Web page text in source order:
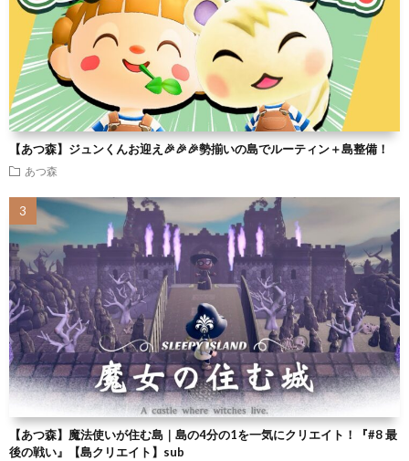
【あつ森】ジュンくんお迎え🎉🎉🎉勢揃いの島でルーティン＋島整備！
あつ森
【あつ森】魔法使いが住む島｜島の4分の1を一気にクリエイト！『#8 最
後の戦い』【島クリエイト】sub